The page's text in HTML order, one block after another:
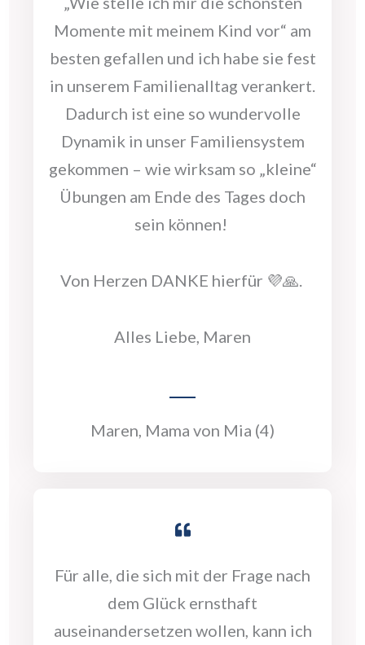
Momente mit meinem Kind vor“ am
besten gefallen und ich habe sie fest
in unserem Familienalltag verankert.
Dadurch ist eine so wundervolle
Dynamik in unser Familiensystem
gekommen – wie wirksam so „kleine“
Übungen am Ende des Tages doch
sein können!
Von Herzen DANKE hierfür 💜🙏.
Alles Liebe, Maren
Maren, Mama von Mia (4)
Für alle, die sich mit der Frage nach
dem Glück ernsthaft
auseinandersetzen wollen, kann ich